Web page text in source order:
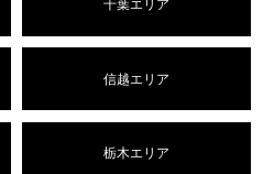
千葉エリア
信越エリア
栃木エリア